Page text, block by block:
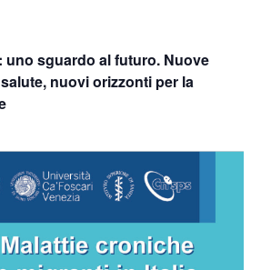
uno sguardo al futuro. Nuove
nuovi orizzonti per la